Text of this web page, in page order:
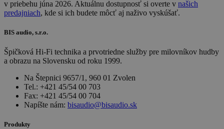
v priebehu júna 2026. Aktuálnu dostupnosť si overte v našich
predajniach, kde si ich budete môcť aj naživo vyskúšať.
BIS audio, s.r.o.
Špičková Hi-Fi technika a prvotriedne služby pre milovníkov hudby
a obrazu na Slovensku od roku 1999.
Na Štepnici 9657/1, 960 01 Zvolen
Tel.: +421 45/54 00 703
Fax: +421 45/54 00 704
Napíšte nám: bisaudio@bisaudio.sk
Produkty